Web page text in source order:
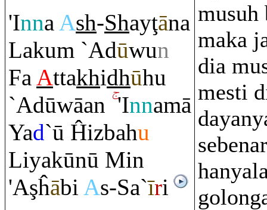
'InnaAsh-Shayţāna
Lakum `Adūwun
FaAttakhidhūhu
`Adūwāan 'Innamā
Yad`ū Ĥizbahu
Liyakūnū Min
'Aşĥābi As-Sa`īri
musuh
maka
dia
mesti